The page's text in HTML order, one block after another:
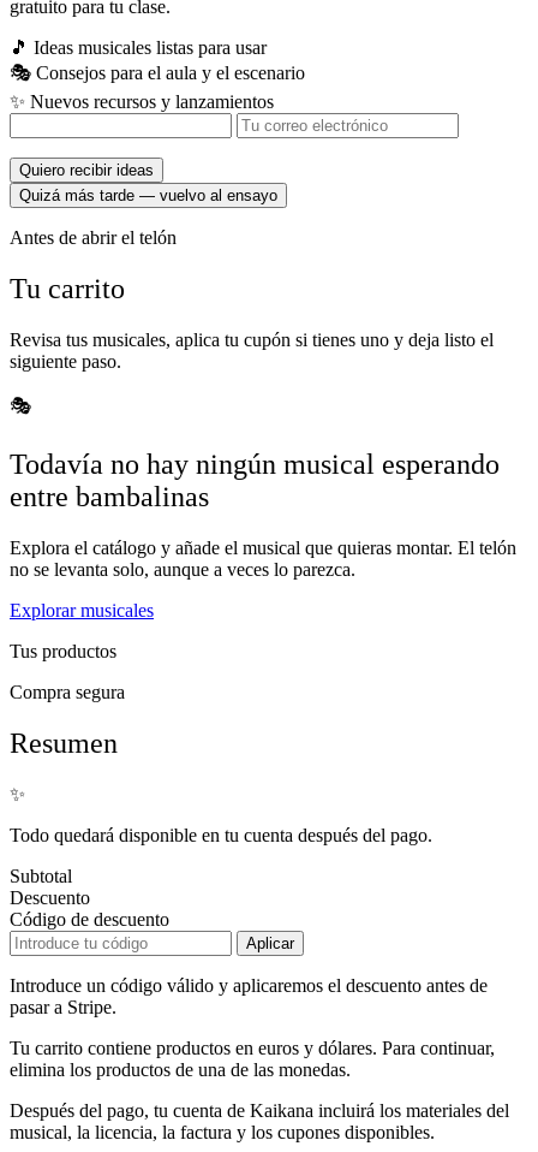
gratuito para tu clase.
🎵 Ideas musicales listas para usar
🎭 Consejos para el aula y el escenario
✨ Nuevos recursos y lanzamientos
Quiero recibir ideas
Quizá más tarde — vuelvo al ensayo
Antes de abrir el telón
Tu carrito
Revisa tus musicales, aplica tu cupón si tienes uno y deja listo el
siguiente paso.
🎭
Todavía no hay ningún musical esperando
entre bambalinas
Explora el catálogo y añade el musical que quieras montar. El telón
no se levanta solo, aunque a veces lo parezca.
Explorar musicales
Tus productos
Compra segura
Resumen
✨
Todo quedará disponible en tu cuenta después del pago.
Subtotal
Descuento
Código de descuento
Aplicar
Introduce un código válido y aplicaremos el descuento antes de
pasar a Stripe.
Tu carrito contiene productos en euros y dólares. Para continuar,
elimina los productos de una de las monedas.
Después del pago, tu cuenta de Kaikana incluirá los materiales del
musical, la licencia, la factura y los cupones disponibles.